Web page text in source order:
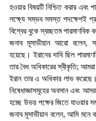
হওয়ার বিষয়টি নিশ্চিত করার এবং
লক্ষ্যে সম্ভব সমস্ত পদক্ষেপই
বিশ্বের বুকে স্বচ্ছতম পারমাণবিক
জনাব মূসাভীয়ান আরো বলেন,
হয়েছে। ইরানের দাবি ছিল
তার বৈধ অধিকারের স্বীকৃতি;
ইরান তার এ অধিকার লাভ
নিষেধাজ্ঞাসমূহের অবসান এবং
হচ্ছে উভয় পক্ষের জিতে যাওয়ার
জনাব মূসাভীয়ান বলেন, আমি